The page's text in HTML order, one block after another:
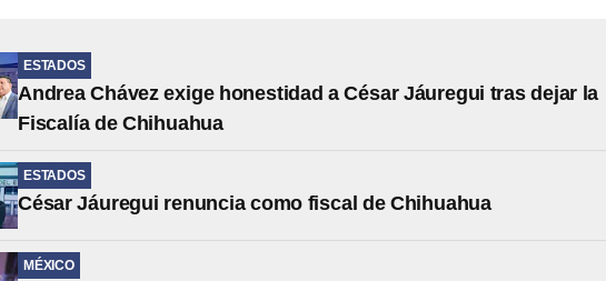
ESTADOS
Andrea Chávez exige honestidad a César Jáuregui tras dejar la
Fiscalía de Chihuahua
ESTADOS
César Jáuregui renuncia como fiscal de Chihuahua
MÉXICO